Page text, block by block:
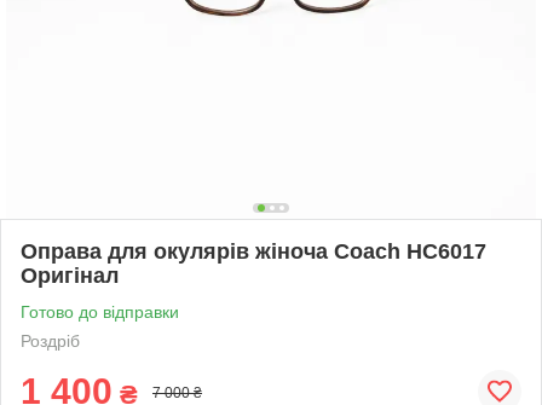
Оправа для окулярів жіноча Coach HC6017
Оригінал
Готово до відправки
Роздріб
1 400 ₴ 7 000 ₴